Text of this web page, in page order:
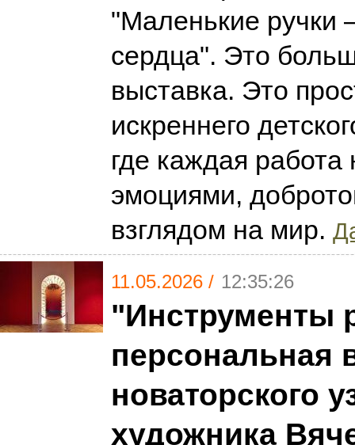
"Маленькие
сердца". Это
выставка. Это
искреннего
где каждая работа
эмоциями,
взглядом на мир.
11.05.2026 / 12:35:26
"Инструменты
персональная
новаторского
художника